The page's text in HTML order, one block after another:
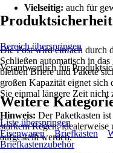
Vielseitig: auch für
Die Post wird einfach durch
Schließen automatisch in
bleiben Briefe und Pakete
großen Kapazität eignet sich
Sie einmal längere Zeit nicht
Hinweis: Der Paketkasten
starkem Regen,
aufgestellt werden.
Produktsicherheit
Bereich überspringen
Verantwortlich für
Weitere
Liste überspringen
Eisenwaren
Briefkästen
Briefkastenzubehör